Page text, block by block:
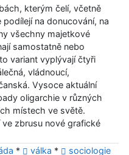
kterým čelí, včetně
na donucování, na
všechny majetkové
samostatně nebo
variant vyplývají čtyři
vládnoucí,
Vysoce aktuální
oligarchie v různých
místech ve světě.
zbrusu nové grafické
* válka *
sociologie